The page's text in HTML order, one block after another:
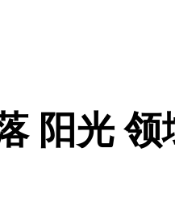
阳光